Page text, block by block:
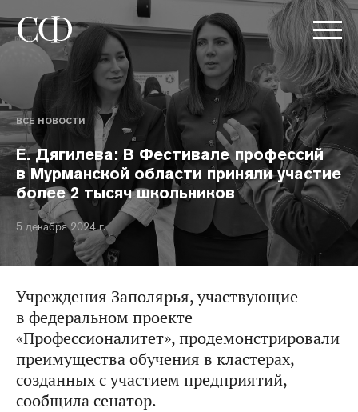
ВСЕ НОВОСТИ
Е. Дягилева: В Фестивале профессий
в Мурманской области приняли участие
более 2 тысяч школьников
5 декабря 2024 г.
Учреждения Заполярья, участвующие
в федеральном проекте
«Профессионалитет», продемонстрировали
преимущества обучения в кластерах,
созданных с участием предприятий,
сообщила сенатор.